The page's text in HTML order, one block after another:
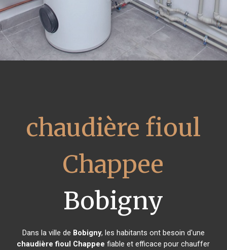
chaudière fioul
Chappee
Bobigny
Dans la ville de Bobigny, les habitants ont besoin d'une
chaudière fioul Chappee fiable et efficace pour chauffer